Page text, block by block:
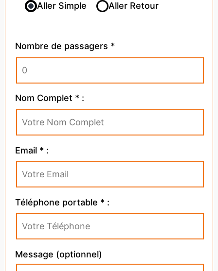
Aller Simple Aller Retour
Nombre de passagers *
Nom Complet * :
Email * :
Téléphone portable * :
Message (optionnel)